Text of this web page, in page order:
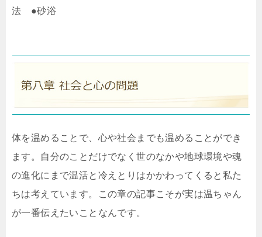
法 ●砂浴
体を温めることで、心や社会までも温めることができ
ます。自分のことだけでなく世のなかや地球環境や魂
の進化にまで温活と冷えとりはかかわってくると私た
ちは考えています。この章の記事こそが実は温ちゃん
が一番伝えたいことなんです。